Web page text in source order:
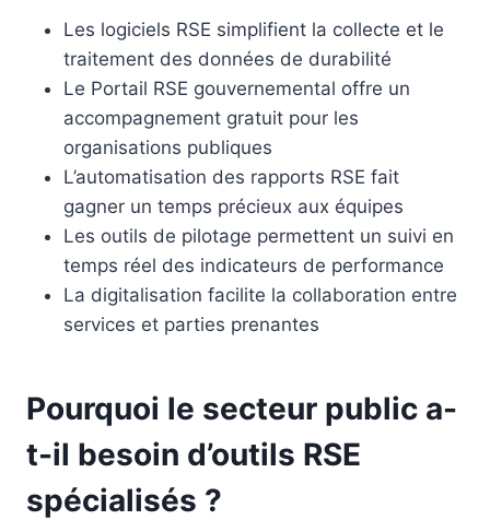
Les logiciels RSE simplifient la collecte et le
traitement des données de durabilité
Le Portail RSE gouvernemental offre un
accompagnement gratuit pour les
organisations publiques
L’automatisation des rapports RSE fait
gagner un temps précieux aux équipes
Les outils de pilotage permettent un suivi en
temps réel des indicateurs de performance
La digitalisation facilite la collaboration entre
services et parties prenantes
Pourquoi le secteur public a-
t-il besoin d’outils RSE
spécialisés ?